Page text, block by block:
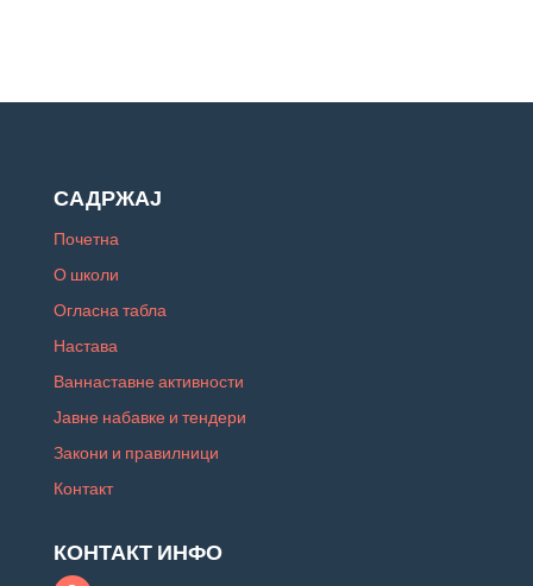
САДРЖАЈ
Почетна
О школи
Огласна табла
Настава
Ваннаставне активности
Јавне набавке и тендери
Закони и правилници
Контакт
КОНТАКТ ИНФО